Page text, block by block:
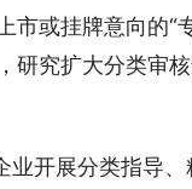
市或挂牌意向的
研究扩大分类审
业开展分类指导